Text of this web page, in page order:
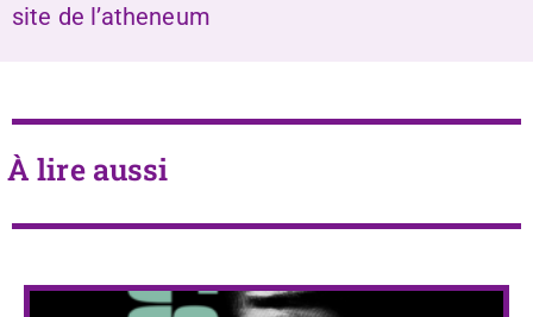
site de l’atheneum
À lire aussi